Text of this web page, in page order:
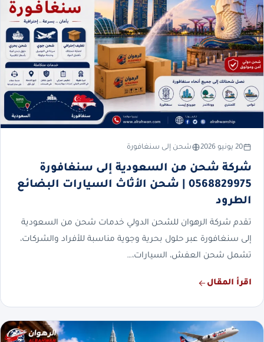
20 يونيو 2026 شحن إلى سنغافورة
شركة شحن من السعودية إلى سنغافورة
0568829975 | شحن الأثاث السيارات البضائع
الطرود
تقدم شركة الرهوان للشحن الدولي خدمات شحن من السعودية
إلى سنغافورة عبر حلول بحرية وجوية مناسبة للأفراد والشركات،
تشمل شحن العفش، السيارات،…
اقرأ المقال